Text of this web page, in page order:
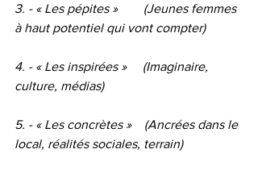
3. - « Les pépites »        (Jeunes femmes
à haut potentiel qui vont compter)
4. - « Les inspirées »     (Imaginaire,
culture, médias)
5. - « Les concrètes »    (Ancrées dans le
local, réalités sociales, terrain)